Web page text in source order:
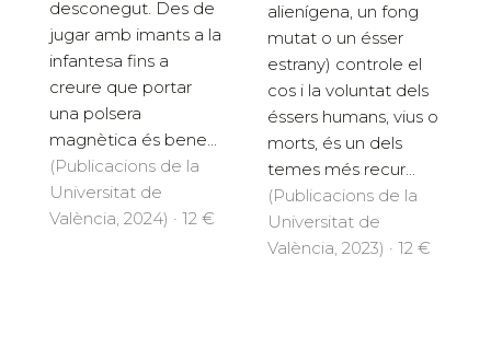
desconegut. Des de
jugar amb imants a la
infantesa fins a
creure que portar
una polsera
magnètica és bene...
(Publicacions de la
Universitat de
València, 2024) · 12 €
alienígena, un fong
mutat o un ésser
estrany) controle el
cos i la voluntat dels
éssers humans, vius o
morts, és un dels
temes més recur...
(Publicacions de la
Universitat de
València, 2023) · 12 €